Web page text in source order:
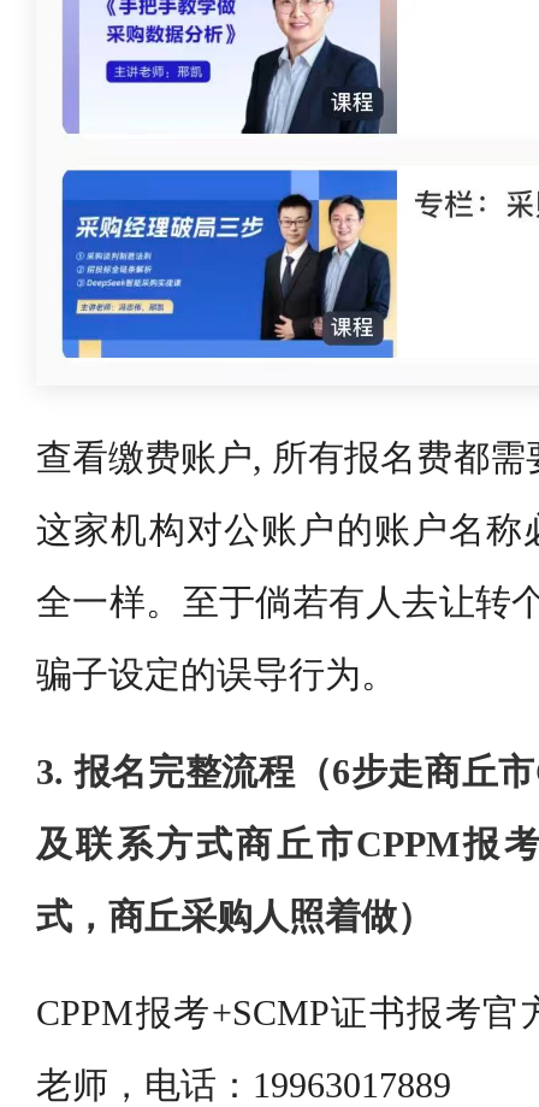
查看缴费账户, 所有报名费都
这家机构对公账户的账户名称
全一样。至于倘若有人去让转
骗子设定的误导行为。
3. 报名完整流程（6步走商丘
及联系方式商丘市CPPM报
式，商丘采购人照着做）
CPPM报考+SCMP证书报考
老师，电话：19963017889